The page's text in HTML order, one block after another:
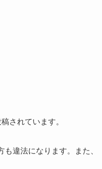
されています。
違法になります。また、